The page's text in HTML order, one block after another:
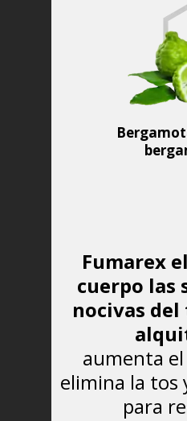
Fumarex
cuerpo las
nocivas del
aumenta
elimina la tos
para